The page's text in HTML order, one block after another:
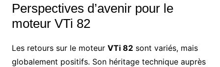
Perspectives d’avenir pour le
moteur VTi 82
Les retours sur le moteur VTi 82sont variés, mais
globalement positifs. Son héritage technique auprès